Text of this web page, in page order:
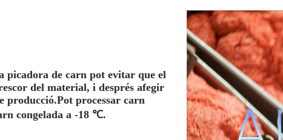
picadora de carn pot evitar que el
del material, i després afegir
producció.Pot processar carn
congelada a -18 ℃.